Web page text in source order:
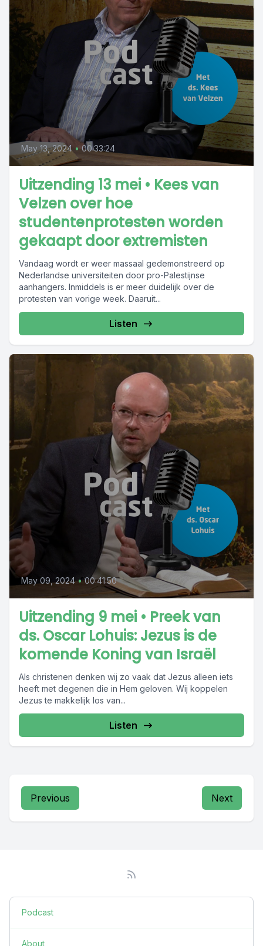
May 13, 2024 • 00:33:24
Uitzending 13 mei • Kees van
Velzen over hoe
studentenprotesten worden
gekaapt door extremisten
Vandaag wordt er weer massaal gedemonstreerd op
Nederlandse universiteiten door pro-Palestijnse
aanhangers. Inmiddels is er meer duidelijk over de
protesten van vorige week. Daaruit...
Listen
May 09, 2024 • 00:41:50
Uitzending 9 mei • Preek van
ds. Oscar Lohuis: Jezus is de
komende Koning van Israël
Als christenen denken wij zo vaak dat Jezus alleen iets
heeft met degenen die in Hem geloven. Wij koppelen
Jezus te makkelijk los van...
Listen
Previous Next
Podcast
About